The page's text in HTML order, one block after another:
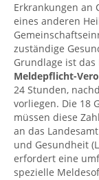
Erkrankungen an
eines anderen
zuständige
Grundlage ist das
Meldepflicht-
24 Stunden,
vorliegen. Die 18
müssen diese
an das
und Gesundheit
erfordert eine
spezielle